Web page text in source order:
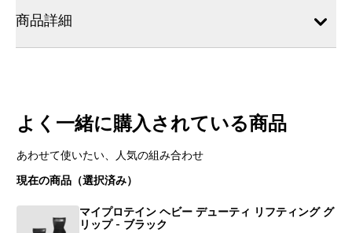
商品詳細
よく一緒に購入されている商品
あわせて使いたい、人気の組み合わせ
現在の商品（選択済み）
マイプロテイン ヘビー デューティ リフティング グ
リップ - ブラック